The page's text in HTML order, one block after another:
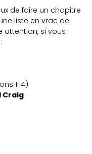
de faire un chapitre
liste en vrac de
attention, si vous
1-4)
Craig